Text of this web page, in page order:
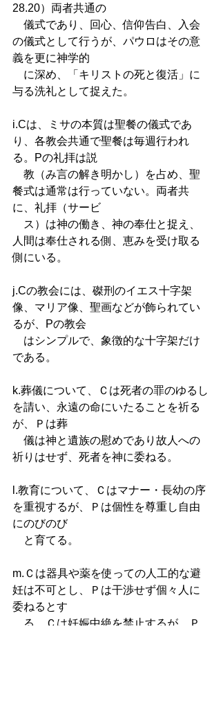
28.20）両者共通の
儀式であり、回心、信仰告白、入会
の儀式として行うが、パウロはその意
義を更に神学的
に深め、「キリストの死と復活」に
与る洗礼として捉えた。
i.Cは、ミサの本質は聖餐の儀式であ
り、各教会共通で聖餐は毎週行われ
る。Pの礼拝は説
教（み言の解き明かし）を占め、聖
餐式は通常は行っていない。両者共
に、礼拝（サービ
ス）は神の働き、神の奉仕と捉え、
人間は奉仕される側、恵みを受け取る
j.Cの教会には、磔刑のイエス十字架
像、マリア像、聖画などが飾られてい
るが、Pの教会
はシンプルで、象徴的な十字架だけ
である。
k.葬儀について、Ｃは死者の罪のゆるし
を請い、永遠の命にいたることを祈る
が、Ｐは葬
儀は神と遺族の慰めであり故人への
祈りはせず、死者を神に委ねる。
l.教育について、Ｃはマナー・長幼の序
を重視するが、Ｐは個性を尊重し自由
にのびのび
と育てる。
m.Ｃは器具や薬を使っての人工的な避
妊は不可とし、Ｐは干渉せず個々人に
委ねるとす
る。Ｃは妊娠中絶を禁止するが、Ｐ